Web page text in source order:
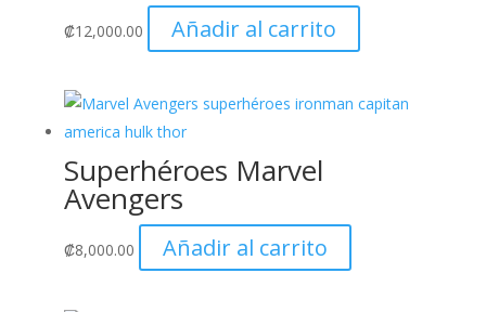
₡12,000.00 Añadir al carrito
Superhéroes Marvel
Avengers
₡8,000.00 Añadir al carrito